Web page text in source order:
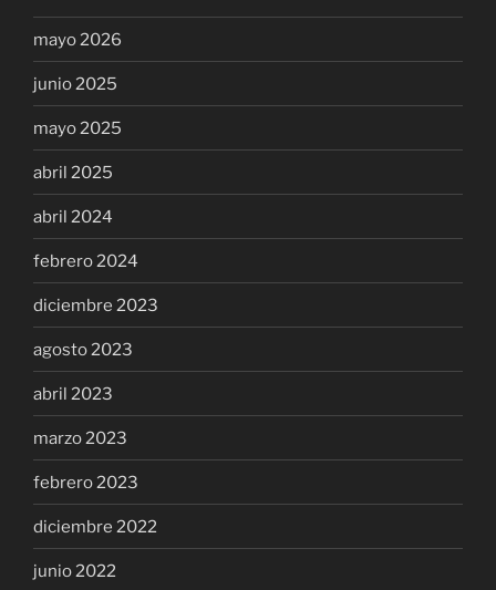
mayo 2026
junio 2025
mayo 2025
abril 2025
abril 2024
febrero 2024
diciembre 2023
agosto 2023
abril 2023
marzo 2023
febrero 2023
diciembre 2022
junio 2022